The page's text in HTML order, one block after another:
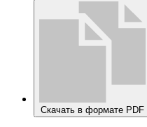
Скачать в формате PDF